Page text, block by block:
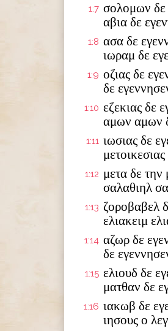
1:7 σολομων δε
αβια δε
1:8 ασα δε
ιωραμ δε
1:9 οζιας δε
δε
1:10 εζεκιας δε
αμων αμων
1:11 ιωσιας δε
1:12 μετα δε την
σαλαθιηλ
1:13 ζοροβαβελ
ελιακειμ
1:14 αζωρ δε
δε
1:15 ελιουδ δε
ματθαν δε
1:16 ιακωβ δε
ιησους ο